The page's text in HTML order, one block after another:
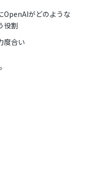
OpenAIがどのような
役割
度合い